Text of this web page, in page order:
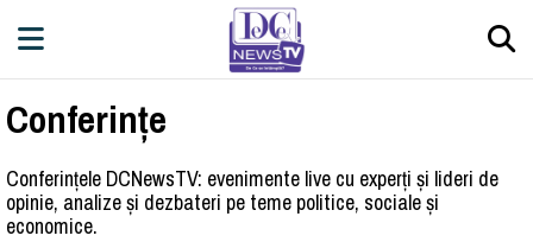
Conferințe
Conferințele DCNewsTV: evenimente live cu experți și lideri de
opinie, analize și dezbateri pe teme politice, sociale și
economice.